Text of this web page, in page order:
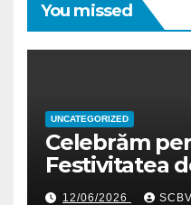
You missed
UNCATEGORIZED
Celebrăm
Festivitatea
școlar 2025-
12/06/2026 SCBV